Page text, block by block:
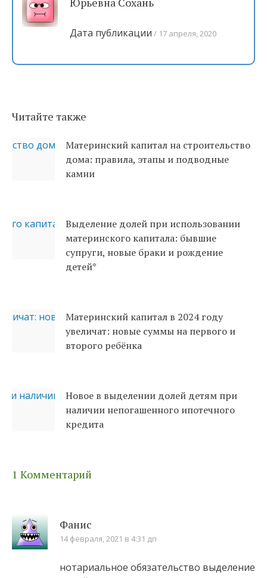
Дата публикации 17 апреля, 2020
Читайте также
Материнский капитал на строительство
дома: правила, этапы и подводные
камни
Выделение долей при использовании
материнского капитала: бывшие
супруги, новые браки и рождение
детей*
Материнский капитал в 2024 году
увеличат: новые суммы на первого и
второго ребёнка
Новое в выделении долей детям при
наличии непогашенного ипотечного
кредита
1 Комментарий
Фанис
14 февраля, 2021 в 4:31 дп
нотариальное обязательство выделение